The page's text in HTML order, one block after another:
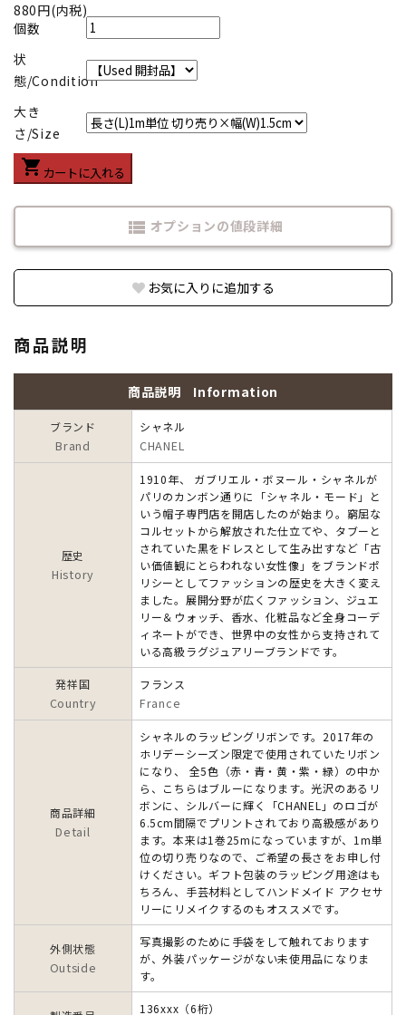
880円(内税)
個数
状
態/Condition
大き
さ/Size
shopping_cart カートに入れる
view_list オプションの値段詳細
お気に入りに追加する
商品説明
商品説明 Information
ブランド
Brand
シャネル
CHANEL
歴史
History
1910年、 ガブリエル・ボヌール・シャネルが
パリのカンボン通りに「シャネル・モード」と
いう帽子専門店を開店したのが始まり。窮屈な
コルセットから解放された仕立てや、タブーと
されていた黒をドレスとして生み出すなど「古
い価値観にとらわれない女性像」をブランドポ
リシーとしてファッションの歴史を大きく変え
ました。展開分野が広くファッション、ジュエ
リー＆ウォッチ、香水、化粧品など全身コーデ
ィネートができ、世界中の女性から支持されて
いる高級ラグジュアリーブランドです。
発祥国
Country
フランス
France
商品詳細
Detail
シャネルのラッピングリボンです。2017年の
ホリデーシーズン限定で使用されていたリボン
になり、 全5色（赤・青・黄・紫・緑）の中か
ら、こちらはブルーになります。光沢のあるリ
ボンに、シルバーに輝く「CHANEL」のロゴが
6.5cm間隔でプリントされており高級感があり
ます。本来は1巻25mになっていますが、1m単
位の切り売りなので、ご希望の長さをお申し付
けください。ギフト包装のラッピング用途はも
ちろん、手芸材料としてハンドメイド アクセサ
リーにリメイクするのもオススメです。
外側状態
Outside
写真撮影のために手袋をして触れております
が、外装パッケージがない未使用品になりま
す。
136xxx（6桁）